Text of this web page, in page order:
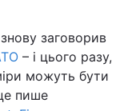
заговорив
– і цього разу,
можуть бути
пише